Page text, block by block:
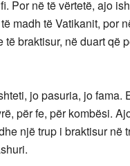
Por në të vërtetë, ajo
madh të Vatikanit, por
braktisur, në duart që
jo pasuria, jo fama.
për fe, për kombësi.
një trup i braktisur në